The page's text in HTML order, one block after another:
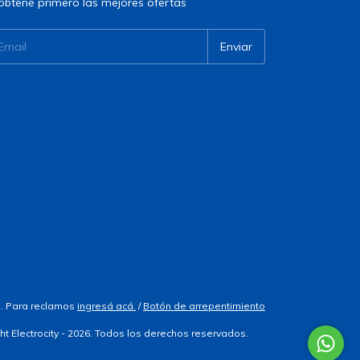
Para reclamos ingresá acá. / Botón de arrepentimiento
Electrocity - 2026. Todos los derechos reservados.